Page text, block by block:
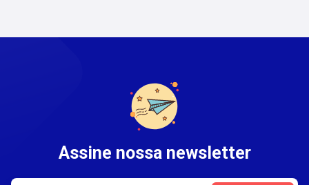
Assine nossa newsletter